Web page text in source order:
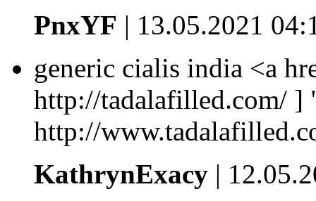
PnxYF | 13.05.2021
generic cialis india <a
http://tadalafilled.com/
http://
KathrynExacy |